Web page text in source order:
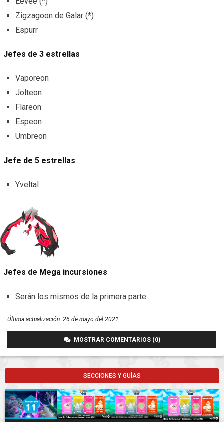
Zigzagoon de Galar (*)
Espurr
Jefes de 3 estrellas
Vaporeon
Jolteon
Flareon
Espeon
Umbreon
Jefe de 5 estrellas
Yveltal
Jefes de Mega incursiones
Serán los mismos de la primera parte.
Última actualización: 26 de mayo del 2021
MOSTRAR COMENTARIOS (0)
SECCIONES Y GUÍAS